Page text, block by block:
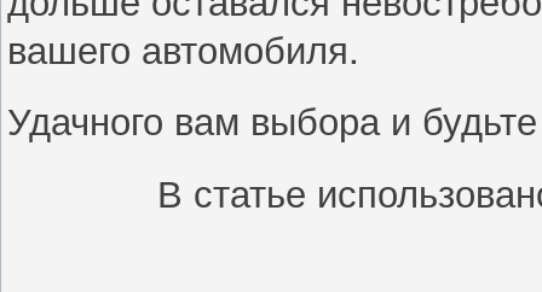
вашего автомобиля.
Удачного вам выбора и
В статье